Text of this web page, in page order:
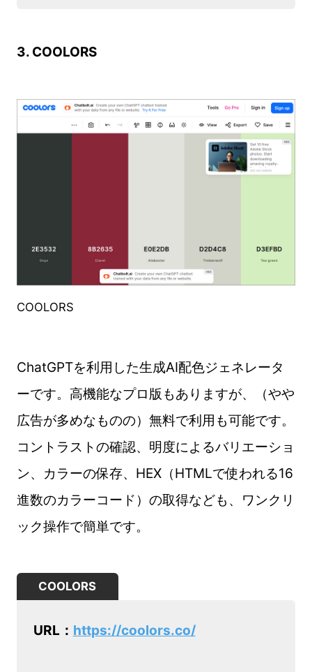
3. COOLORS
COOLORS
ChatGPTを利用した生成AI配色ジェネレータ
ーです。高機能なプロ版もありますが、（やや
広告が多めなものの）無料で利用も可能です。
コントラストの確認、明度によるバリエーショ
ン、カラーの保存、HEX（HTMLで使われる16
進数のカラーコード）の取得なども、ワンクリ
ック操作で簡単です。
COOLORS
URL： https://coolors.co/